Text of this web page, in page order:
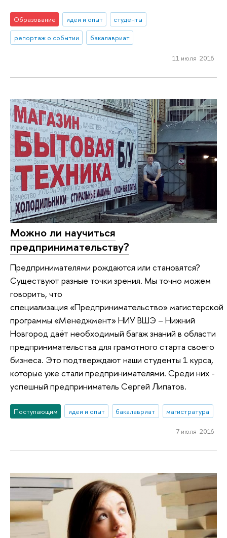
Образование идеи и опыт
студенты
репортаж о событии
бакалавриат
11 июля 2016
Можно ли научиться
предпринимательству?
Предпринимателями рождаются или становятся?
Существуют разные точки зрения. Мы точно можем
говорить, что
специализация «Предпринимательство» магистерской
программы «Менеджмент» НИУ ВШЭ – Нижний
Новгород даёт необходимый багаж знаний в области
предпринимательства для грамотного старта своего
бизнеса. Это подтверждают наши студенты 1 курса,
которые уже стали предпринимателями. Среди них -
успешный предприниматель Сергей Липатов.
Поступающим идеи и опыт бакалавриат магистратура
7 июля 2016